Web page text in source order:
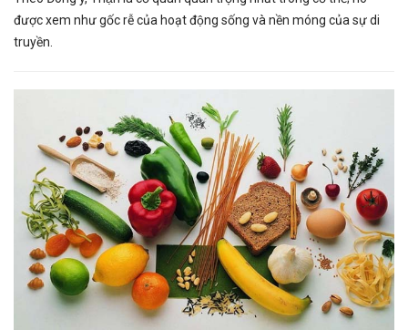
được xem như gốc rễ của hoạt động sống và nền móng của sự di
truyền.